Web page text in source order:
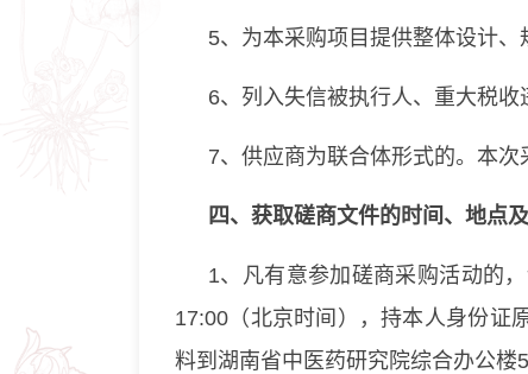
5、为本采购项目提供整体设计
6、列入失信被执行人、重大税
7、供应商为联合体形式的。本次
四 、获取磋商文件的时间、地点
1、凡有意参加磋商采购活动的
17:00（北京时间），持本人身份证
料到湖南省中医药研究院综合办公楼